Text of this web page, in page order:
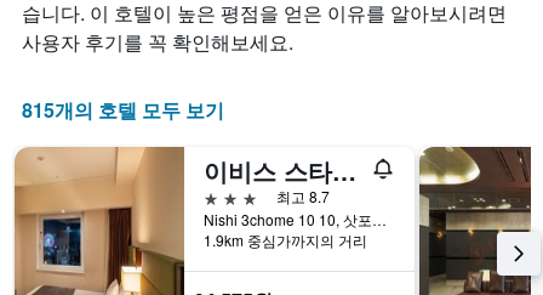
습니다. 이 호텔이 높은 평점을 얻은 이유를 알아보시려면
사용자 후기를 꼭 확인해보세요.
815개의 호텔 모두 보기
이비스 스타일 삿포로
3성급
최고 8.7
Nishi 3chome 10 10, 삿포로, 일본
1.9km 중심가까지의 거리